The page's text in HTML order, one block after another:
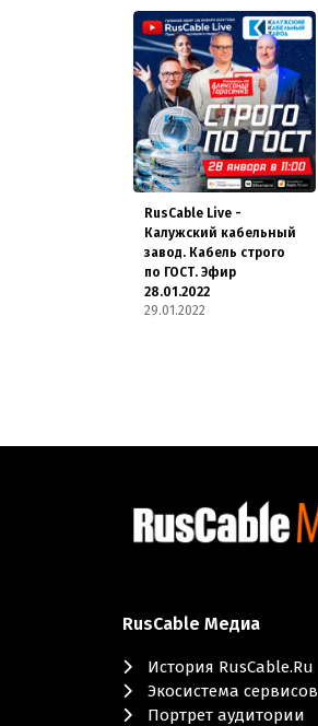
RusCable Live -
Калужский кабельный
завод. Кабель строго
по ГОСТ. Эфир
28.01.2022
29.01.2022
RusCable Медиа
История RusCable.Ru
Экосистема сервисов
Портрет аудитории